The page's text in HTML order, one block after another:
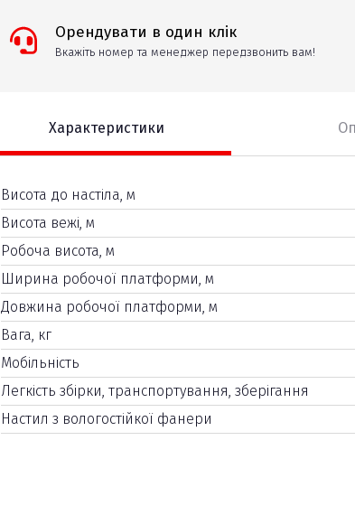
Орендувати в один клік
Вкажіть номер та менеджер передзвонить вам!
Характеристики
Висота до настіла, м
Висота вежі, м
Робоча висота, м
Ширина робочої платформи, м
Довжина робочої платформи, м
Вага, кг
Мобільність
Легкість збірки, транспортування, зберігання
Настил з вологостійкої фанери